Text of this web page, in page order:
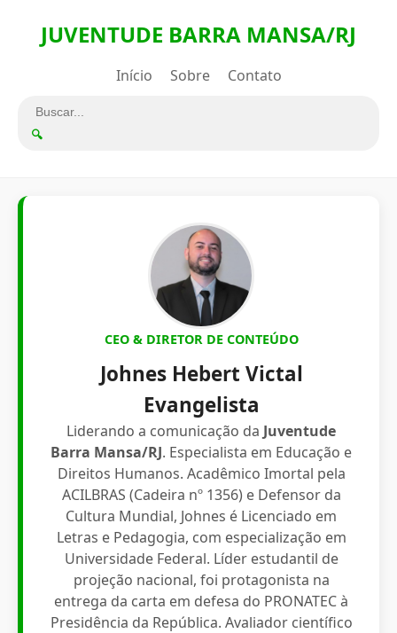
JUVENTUDE BARRA MANSA/RJ
Início Sobre Contato
🔍
CEO & DIRETOR DE CONTEÚDO
Johnes Hebert Victal
Evangelista
Liderando a comunicação da Juventude
Barra Mansa/RJ. Especialista em Educação e
Direitos Humanos. Acadêmico Imortal pela
ACILBRAS (Cadeira nº 1356) e Defensor da
Cultura Mundial, Johnes é Licenciado em
Letras e Pedagogia, com especialização em
Universidade Federal. Líder estudantil de
projeção nacional, foi protagonista na
entrega da carta em defesa do PRONATEC à
Presidência da República. Avaliador científico